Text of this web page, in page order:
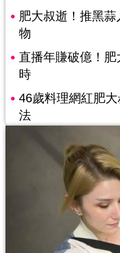
肥大叔逝！推黑
物
直播年賺破億！
時
46歲料理網紅肥
法